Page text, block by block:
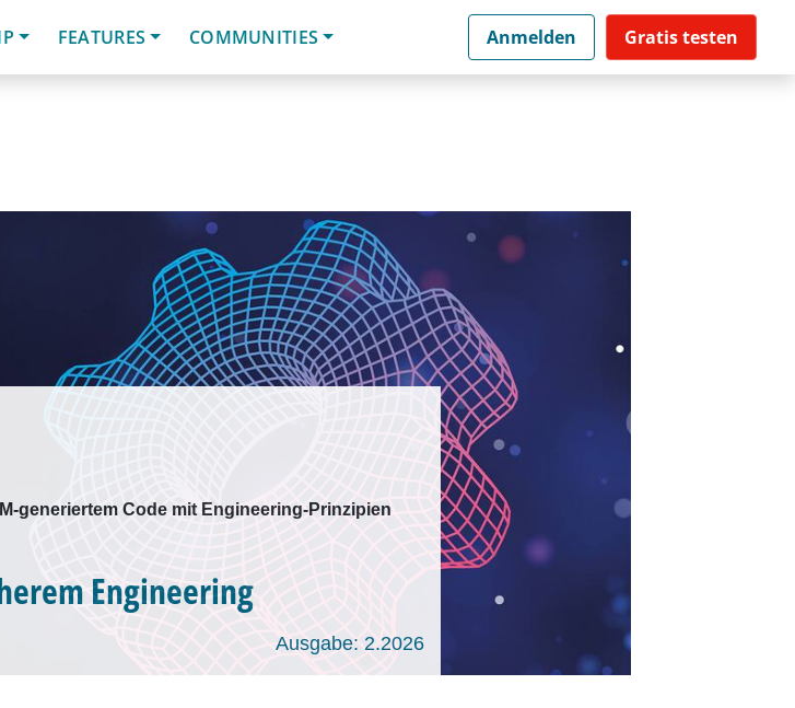
FEATURES COMMUNITIES Anmelden Gratis testen
generiertem Code mit Engineering-Prinzipien
Engineering
Ausgabe: 2.2026